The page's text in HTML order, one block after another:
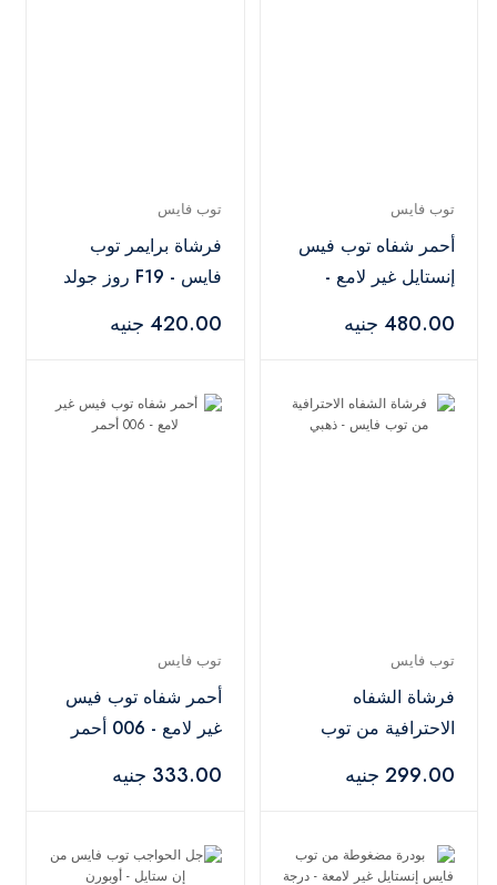
توب فايس
أحمر شفاه توب فيس
إنستايل غير لامع -
480.00 جنيه
توب فايس
فرشاة برايمر توب
فايس - F19 روز جولد
420.00 جنيه
توب فايس
فرشاة الشفاه
الاحترافية من توب
299.00 جنيه
توب فايس
أحمر شفاه توب فيس
غير لامع - 006 أحمر
333.00 جنيه